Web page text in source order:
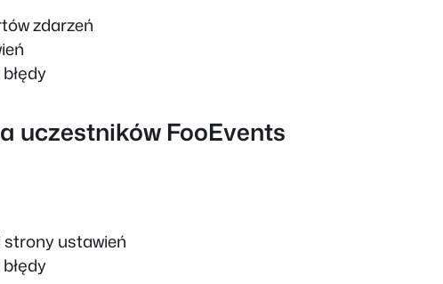
zdarzeń
uczestników FooEvents
strony ustawień